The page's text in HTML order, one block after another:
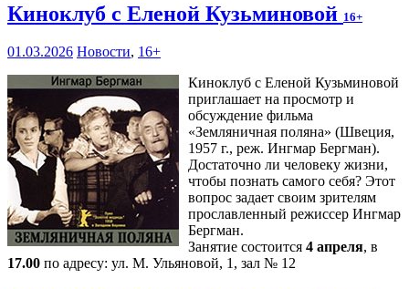
Киноклуб с Еленой Кузьминовой 16+
01.03.2026 Новости, 16+
Киноклуб с Еленой Кузьминовой
приглашает на просмотр и
обсуждение фильма
«Земляничная поляна» (Швеция,
1957 г., реж. Ингмар Бергман).
Достаточно ли человеку жизни,
чтобы познать самого себя? Этот
вопрос задает своим зрителям
прославленный режиссер Ингмар
Бергман.
Занятие состоится 4 апреля, в
17.00 по адресу: ул. М. Ульяновой, 1, зал № 12